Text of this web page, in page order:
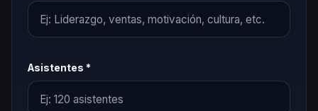
Asistentes *